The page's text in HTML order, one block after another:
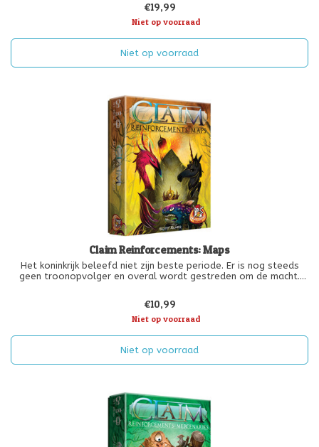
€19,99
Niet op voorraad
Niet op voorraad
Claim Reinforcements: Maps
Het koninkrijk beleefd niet zijn beste periode. Er is nog steeds
geen troonopvolger en overal wordt gestreden om de macht.
Feniksen
€10,99
Niet op voorraad
Niet op voorraad